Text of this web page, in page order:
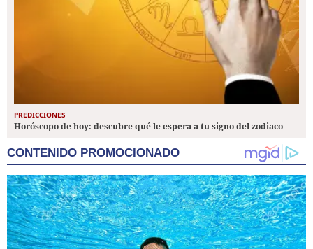
PREDICCIONES
Horóscopo de hoy: descubre qué le espera a tu signo del zodiaco
CONTENIDO PROMOCIONADO